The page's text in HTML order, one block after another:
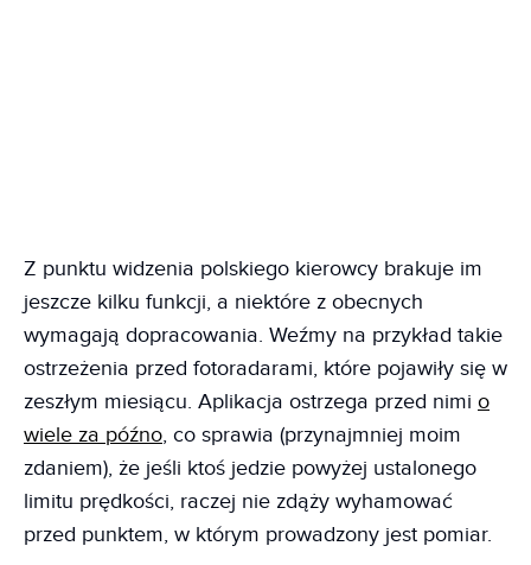
Z punktu widzenia polskiego kierowcy brakuje im
jeszcze kilku funkcji, a niektóre z obecnych
wymagają dopracowania. Weźmy na przykład takie
ostrzeżenia przed fotoradarami, które pojawiły się w
zeszłym miesiącu. Aplikacja ostrzega przed nimi o
wiele za późno, co sprawia (przynajmniej moim
zdaniem), że jeśli ktoś jedzie powyżej ustalonego
limitu prędkości, raczej nie zdąży wyhamować
przed punktem, w którym prowadzony jest pomiar.